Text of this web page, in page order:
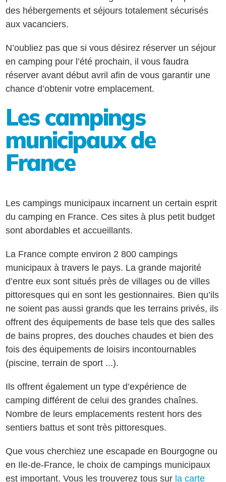
des hébergements et séjours totalement sécurisés
aux vacanciers.
N’oubliez pas que si vous désirez réserver un séjour
en camping pour l’été prochain, il vous faudra
réserver avant début avril afin de vous garantir une
chance d’obtenir votre emplacement.
Les campings
municipaux de
France
Les campings municipaux incarnent un certain esprit
du camping en France. Ces sites à plus petit budget
sont abordables et accueillants.
La France compte environ 2 800 campings
municipaux à travers le pays. La grande majorité
d’entre eux sont situés près de villages ou de villes
pittoresques qui en sont les gestionnaires. Bien qu’ils
ne soient pas aussi grands que les terrains privés, ils
offrent des équipements de base tels que des salles
de bains propres, des douches chaudes et bien des
fois des équipements de loisirs incontournables
(piscine, terrain de sport ...).
Ils offrent également un type d’expérience de
camping différent de celui des grandes chaînes.
Nombre de leurs emplacements restent hors des
sentiers battus et sont très pittoresques.
Que vous cherchiez une escapade en Bourgogne ou
en Ile-de-France, le choix de campings municipaux
est important. Vous les trouverez tous sur la carte